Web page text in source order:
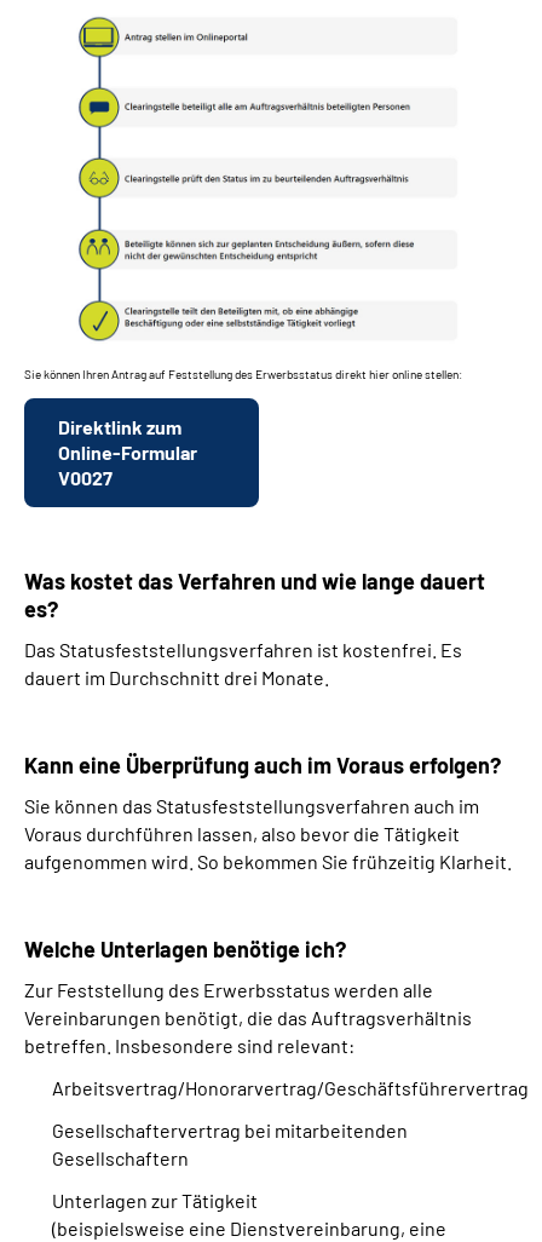
Sie können Ihren Antrag auf Feststellung des Erwerbsstatus direkt hier online stellen:
Direktlink zum
Online-Formular
V0027
Was kostet das Verfahren und wie lange dauert
es?
Das Statusfeststellungsverfahren ist kostenfrei. Es
dauert im Durchschnitt drei Monate.
Kann eine Überprüfung auch im Voraus erfolgen?
Sie können das Statusfeststellungsverfahren auch im
Voraus durchführen lassen, also bevor die Tätigkeit
aufgenommen wird. So bekommen Sie frühzeitig Klarheit.
Welche Unterlagen benötige ich?
Zur Feststellung des Erwerbsstatus werden alle
Vereinbarungen benötigt, die das Auftragsverhältnis
betreffen. Insbesondere sind relevant:
Arbeitsvertrag/Honorarvertrag/Geschäftsführervertrag
Gesellschaftervertrag bei mitarbeitenden
Gesellschaftern
Unterlagen zur Tätigkeit
(beispielsweise eine Dienstvereinbarung, eine